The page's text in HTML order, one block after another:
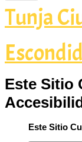
Tunja
Este Sitio
Este Sitio